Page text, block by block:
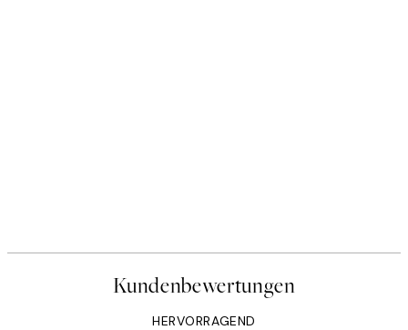
Kundenbewertungen
HERVORRAGEND